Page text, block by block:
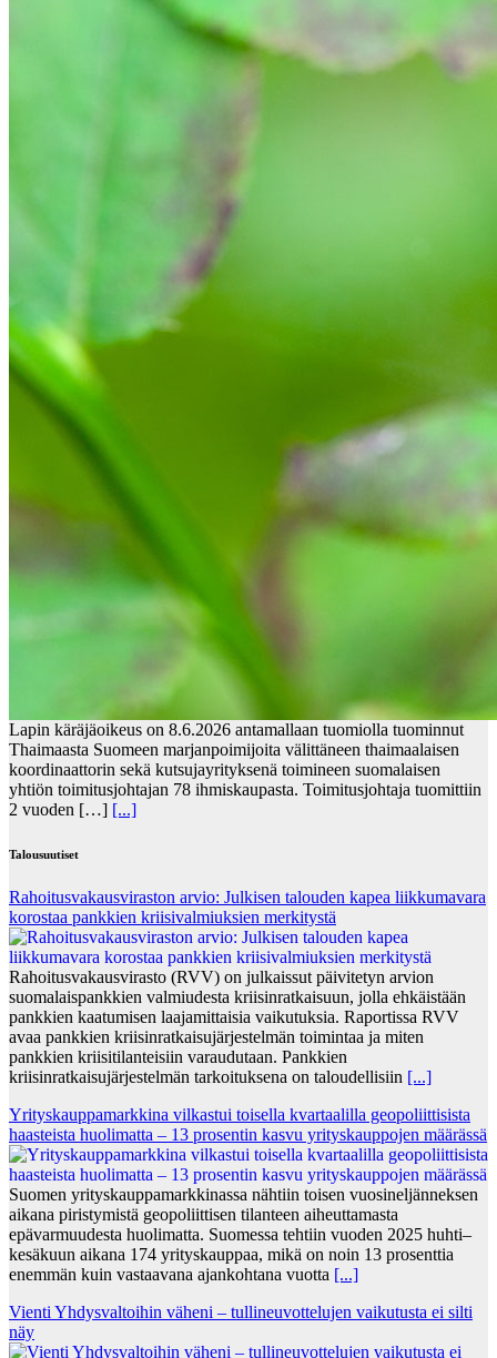
Lapin käräjäoikeus on 8.6.2026 antamallaan tuomiolla tuominnut
Thaimaasta Suomeen marjanpoimijoita välittäneen thaimaalaisen
koordinaattorin sekä kutsujayrityksenä toimineen suomalaisen
yhtiön toimitusjohtajan 78 ihmiskaupasta. Toimitusjohtaja tuomittiin
2 vuoden […] [...]
Talousuutiset
Rahoitusvakausviraston arvio: Julkisen talouden kapea liikkumavara
korostaa pankkien kriisivalmiuksien merkitystä
Rahoitusvakausvirasto (RVV) on julkaissut päivitetyn arvion
suomalaispankkien valmiudesta kriisinratkaisuun, jolla ehkäistään
pankkien kaatumisen laajamittaisia vaikutuksia. Raportissa RVV
avaa pankkien kriisinratkaisujärjestelmän toimintaa ja miten
pankkien kriisitilanteisiin varaudutaan. Pankkien
kriisinratkaisujärjestelmän tarkoituksena on taloudellisiin [...]
Yrityskauppamarkkina vilkastui toisella kvartaalilla geopoliittisista
haasteista huolimatta – 13 prosentin kasvu yrityskauppojen määrässä
Suomen yrityskauppamarkkinassa nähtiin toisen vuosineljänneksen
aikana piristymistä geopoliittisen tilanteen aiheuttamasta
epävarmuudesta huolimatta. Suomessa tehtiin vuoden 2025 huhti–
kesäkuun aikana 174 yrityskauppaa, mikä on noin 13 prosenttia
enemmän kuin vastaavana ajankohtana vuotta [...]
Vienti Yhdysvaltoihin väheni – tullineuvottelujen vaikutusta ei silti
näy